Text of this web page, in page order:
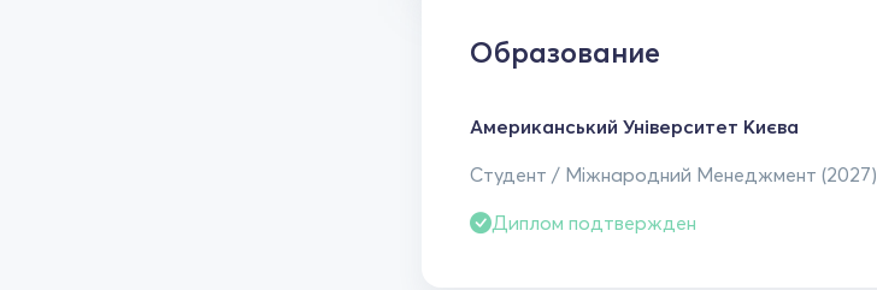
Образование
Американський Університет Києва
Студент / Міжнародний Менеджмент (2027)
Диплом подтвержден